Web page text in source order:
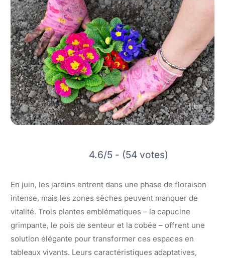
4.6/5 - (54 votes)
En juin, les jardins entrent dans une phase de floraison
intense, mais les zones sèches peuvent manquer de
vitalité. Trois plantes emblématiques – la capucine
grimpante, le pois de senteur et la cobée – offrent une
solution élégante pour transformer ces espaces en
tableaux vivants. Leurs caractéristiques adaptatives,